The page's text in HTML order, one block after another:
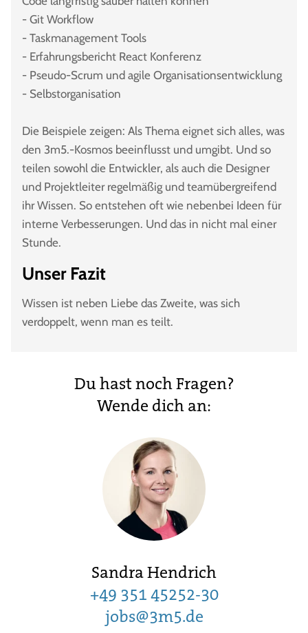
- Git Workflow
- Taskmanagement Tools
- Erfahrungsbericht React Konferenz
- Pseudo-Scrum und agile Organisationsentwicklung
- Selbstorganisation
Die Beispiele zeigen: Als Thema eignet sich alles, was
den 3m5.-Kosmos beeinflusst und umgibt. Und so
teilen sowohl die Entwickler, als auch die Designer
und Projektleiter regelmäßig und teamübergreifend
ihr Wissen. So entstehen oft wie nebenbei Ideen für
interne Verbesserungen. Und das in nicht mal einer
Stunde.
Unser Fazit
Wissen ist neben Liebe das Zweite, was sich
verdoppelt, wenn man es teilt.
Du hast noch Fragen?
Wende dich an:
Sandra Hendrich
+49 351 45252-30
jobs@3m5.de